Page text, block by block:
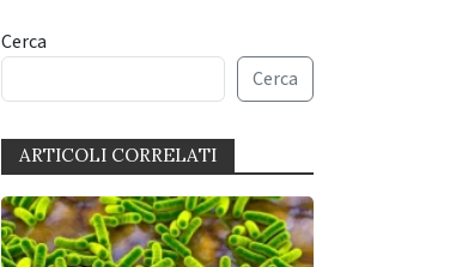
Cerca
Cerca
ARTICOLI CORRELATI